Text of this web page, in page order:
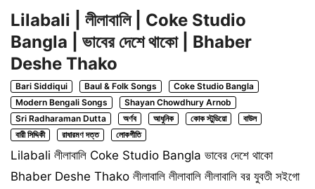
Lilabali | লীলাবালি | Coke Studio
Bangla | ভাবের দেশে থাকো | Bhaber
Deshe Thako
Bari Siddiqui Baul & Folk Songs
Coke Studio Bangla
Modern Bengali Songs
Shayan Chowdhury Arnob
Sri Radharaman Dutta
অর্ণব আধুনিক কোক স্টুডিয়ো
বাউল
বারী সিদ্দিকী
রাধারমণ দত্ত লোকগীতি
Lilabali লীলাবালি Coke Studio Bangla ভাবের দেশে থাকো
Bhaber Deshe Thako লীলাবালি লীলাবালি লীলাবালি বর যুবতী সইগো